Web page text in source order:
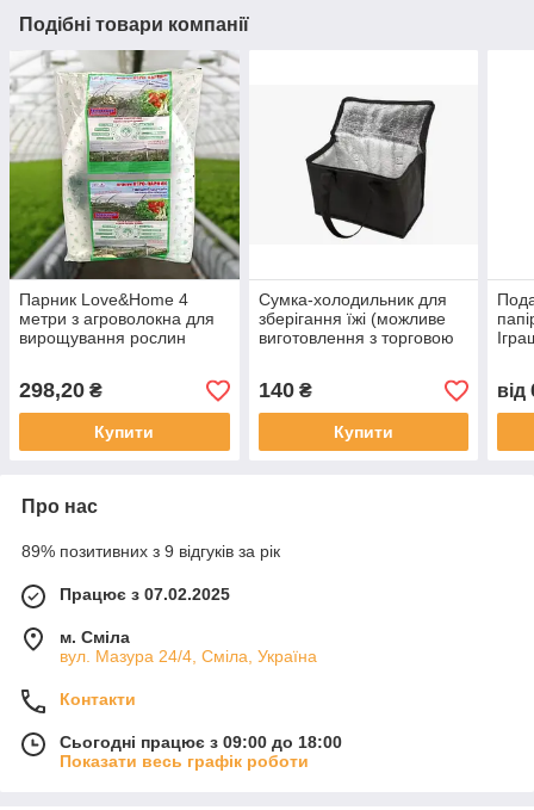
Подібні товари компанії
Парник Love&Home 4
метри з агроволокна для
вирощування рослин
298,20 ₴
Купити
Сумка-холодильник для
зберігання їжі (можливе
виготовлення з торговою
140₴
Купити
від
Про нас
89% позитивних з 9 відгуків за рік
Працює з 07.02.2025
м. Сміла
вул. Мазура 24/4, Сміла, Україна
Контакти
Сьогодні працює з 09:00 до 18:00
Показати весь графік роботи